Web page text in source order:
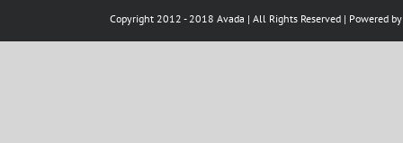
Copyright 2012 - 2018 Avada | All Rights Reserved | Powered by